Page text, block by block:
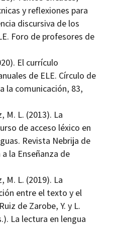
y reflexiones para
discursiva de los
Foro de profesores de
El currículo
de ELE. Círculo de
la comunicación, 83,
M. L. (2013). La
de acceso léxico en
Revista Nebrija de
la Enseñanza de
M. L. (2019). La
entre el texto y el
de Zarobe, Y. y L.
La lectura en lengua